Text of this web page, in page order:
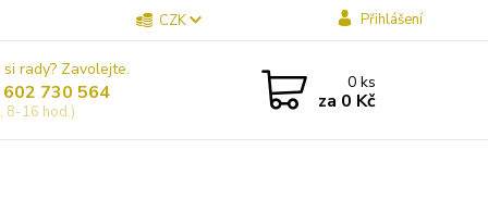
CZK Přihlášení
rady? Zavolejte.
730 564
8-16 hod.)
0ks
za 0 Kč